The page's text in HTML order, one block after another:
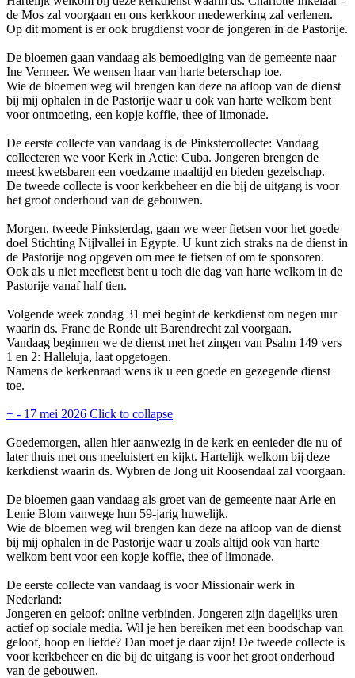
de Mos zal voorgaan en ons kerkkoor medewerking zal verlenen.
Op dit moment is er ook brugdienst voor de jongeren in de Pastorije.
De bloemen gaan vandaag als bemoediging van de gemeente naar
Ine Vermeer. We wensen haar van harte beterschap toe.
Wie de bloemen weg wil brengen kan deze na afloop van de dienst
bij mij ophalen in de Pastorije waar u ook van harte welkom bent
voor ontmoeting, een kopje koffie, thee of limonade.
De eerste collecte van vandaag is de Pinkstercollecte: Vandaag
collecteren we voor Kerk in Actie: Cuba. Jongeren brengen de
meest kwetsbaren een voedzame maaltijd en bieden gezelschap.
De tweede collecte is voor kerkbeheer en die bij de uitgang is voor
het groot onderhoud van de gebouwen.
Morgen, tweede Pinksterdag, gaan we weer fietsen voor het goede
doel Stichting Nijlvallei in Egypte. U kunt zich straks na de dienst in
de Pastorije nog opgeven om mee te fietsen of om te sponsoren.
Ook als u niet meefietst bent u toch die dag van harte welkom in de
Pastorije vanaf half tien.
Volgende week zondag 31 mei begint de kerkdienst om negen uur
waarin ds. Franc de Ronde uit Barendrecht zal voorgaan.
Vandaag beginnen we de dienst met het zingen van Psalm 149 vers
1 en 2: Halleluja, laat opgetogen.
Namens de kerkenraad wens ik u een goede en gezegende dienst
toe.
+ - 17 mei 2026 Click to collapse
Goedemorgen, allen hier aanwezig in de kerk en eenieder die nu of
later thuis met ons meeluistert en kijkt. Hartelijk welkom bij deze
kerkdienst waarin ds. Wybren de Jong uit Roosendaal zal voorgaan.
De bloemen gaan vandaag als groet van de gemeente naar Arie en
Lenie Blom vanwege hun 59-jarig huwelijk.
Wie de bloemen weg wil brengen kan deze na afloop van de dienst
bij mij ophalen in de Pastorije waar u zoals altijd ook van harte
welkom bent voor een kopje koffie, thee of limonade.
De eerste collecte van vandaag is voor Missionair werk in
Nederland:
Jongeren en geloof: online verbinden. Jongeren zijn dagelijks uren
actief op sociale media. Wil je hen bereiken met een boodschap van
geloof, hoop en liefde? Dan moet je daar zijn! De tweede collecte is
voor kerkbeheer en die bij de uitgang is voor het groot onderhoud
van de gebouwen.